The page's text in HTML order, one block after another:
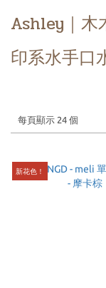
Ashley｜木
印系水手口
每頁顯示 24 個
新花色！